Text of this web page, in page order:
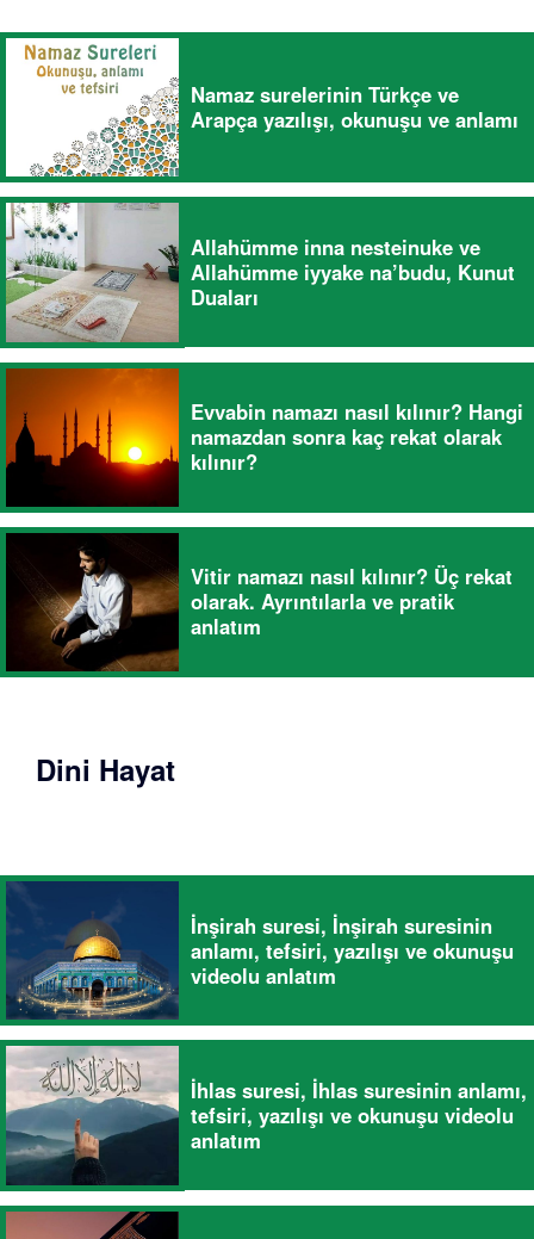
Namaz surelerinin Türkçe ve
Arapça yazılışı, okunuşu ve anlamı
Allahümme inna nesteinuke ve
Allahümme iyyake na’budu, Kunut
Duaları
Evvabin namazı nasıl kılınır? Hangi
namazdan sonra kaç rekat olarak
kılınır?
Vitir namazı nasıl kılınır? Üç rekat
olarak. Ayrıntılarla ve pratik
anlatım
Dini Hayat
İnşirah suresi, İnşirah suresinin
anlamı, tefsiri, yazılışı ve okunuşu
videolu anlatım
İhlas suresi, İhlas suresinin anlamı,
tefsiri, yazılışı ve okunuşu videolu
anlatım